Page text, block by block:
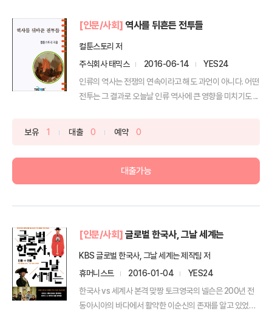
[인문/사회] 역사를 뒤흔든 전투들
컬툰스토리 저
주식회사 태믹스
2016-06-14
YES24
인류의 역사는 전쟁의 연속이라고 해도 과언이 아니다. 어떤
전투는 그 결과로 오늘날 인류 역사에 큰 영향을 미치기도 ...
보유 1 대출 0 예약 0
대출가능
[인문/사회] 글로벌 한국사, 그날 세계는
KBS 글로벌 한국사, 그날 세계는 제작팀 저
휴머니스트
2016-01-04
YES24
한국사 vs 세계사 본격 맞짱 토크영국의 넬슨은 200년 전
동아시아의 바다에서 활약한 이순신의 존재를 알고 있었을